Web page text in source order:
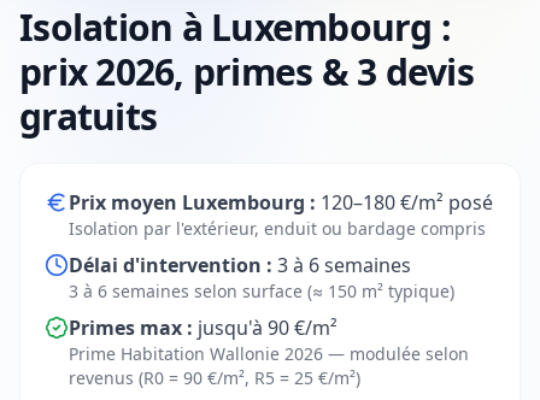
Isolation à Luxembourg :
prix 2026, primes & 3 devis
gratuits
Prix moyen Luxembourg : 120–180 €/m² posé
Isolation par l'extérieur, enduit ou bardage compris
Délai d'intervention : 3 à 6 semaines
3 à 6 semaines selon surface (≈ 150 m² typique)
Primes max : jusqu'à 90 €/m²
Prime Habitation Wallonie 2026 — modulée selon
revenus (R0 = 90 €/m², R5 = 25 €/m²)